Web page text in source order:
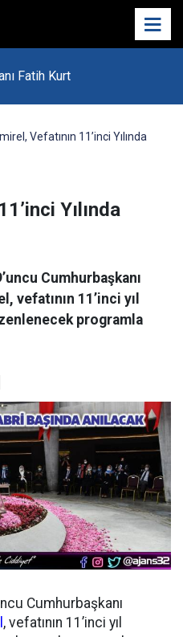
Fatih Kurt
Kavga Çıktı
Vefatının 11’inci Yılında
Yılında
Cumhurbaşkanı
vefatının 11’inci yıl
programla
Cumhurbaşkanı
, vefatının 11’inci yıl